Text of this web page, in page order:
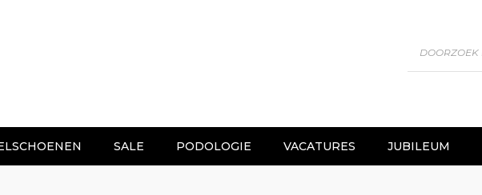
SALE PODOLOGIE VACATURES JUBILEUM